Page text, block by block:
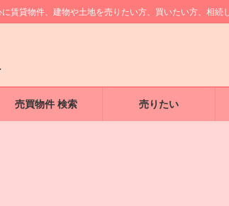
賃貸物件、建物や土地を売りたい方、買いたい方、相続
売買物件 検索 売りたい